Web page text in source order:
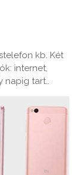
kb. Két
internet,
tart..